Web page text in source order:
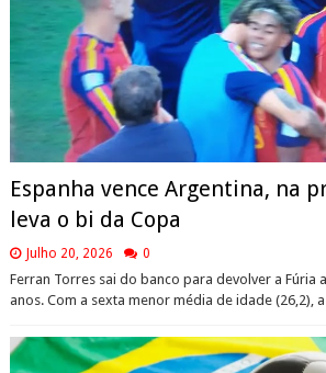
Espanha vence Argentina, na
leva o bi da Copa
Julho 20, 2026 0
Ferran Torres sai do banco para devolver a Fúria
anos. Com a sexta menor média de idade (26,2), a